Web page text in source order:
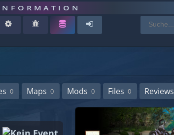
0 Maps 0 Mods 0 Files 0 Reviews